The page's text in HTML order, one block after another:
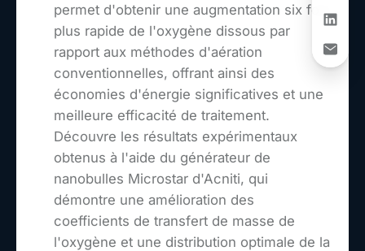
permet d'obtenir une augmentation six fois
plus rapide de l'oxygène dissous par
rapport aux méthodes d'aération
conventionnelles, offrant ainsi des
économies d'énergie significatives et une
meilleure efficacité de traitement.
Découvre les résultats expérimentaux
obtenus à l'aide du générateur de
nanobulles Microstar d'Acniti, qui
démontre une amélioration des
coefficients de transfert de masse de
l'oxygène et une distribution optimale de la